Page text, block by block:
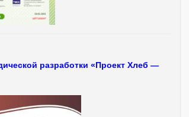
разработки «Проект Хлеб —